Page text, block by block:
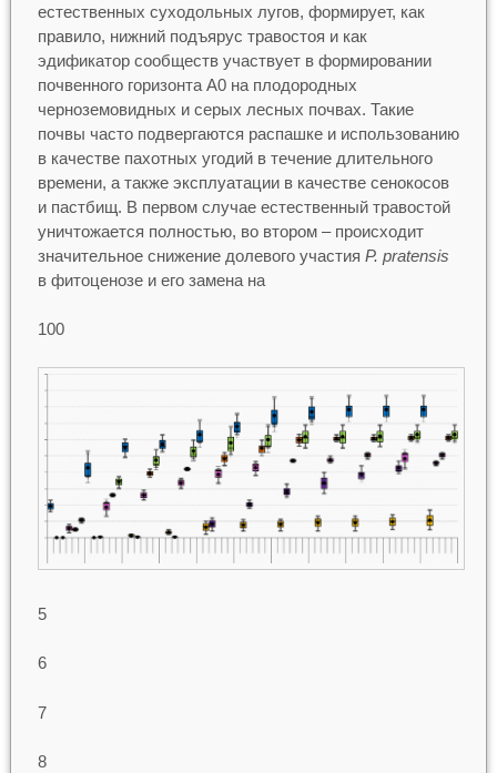
естественных суходольных лугов, формирует, как
правило, нижний подъярус травостоя и как
эдификатор сообществ участвует в формировании
почвенного горизонта А0 на плодородных
черноземовидных и серых лесных почвах. Такие
почвы часто подвергаются распашке и использованию
в качестве пахотных угодий в течение длительного
времени, а также эксплуатации в качестве сенокосов
и пастбищ. В первом случае естественный травостой
уничтожается полностью, во втором – происходит
значительное снижение долевого участия P. pratensis
в фитоценозе и его замена на
100
5
6
7
8